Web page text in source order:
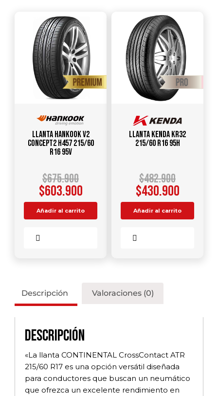
Llanta HANKOOK V2
Concept2 H457 215/60
R16 95V
$675.900
$603.900
Añadir al carrito
Llanta KENDA KR32
215/60 R16 95H
$482.900
$430.900
Añadir al carrito
Descripción Valoraciones (0)
Descripción
«La llanta CONTINENTAL CrossContact ATR
215/60 R17 es una opción versátil diseñada
para conductores que buscan un neumático
que ofrezca un excelente rendimiento en